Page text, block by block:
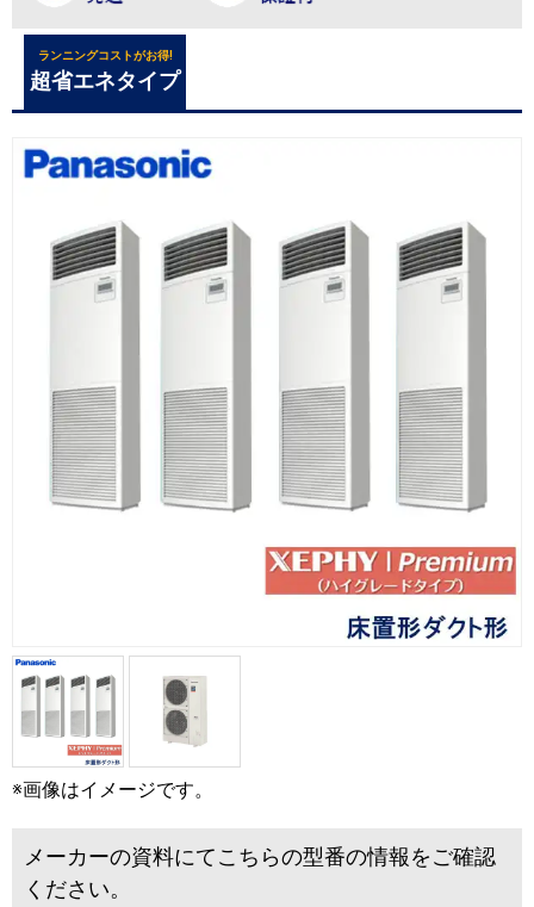
ランニングコストがお得!
超省エネタイプ
※画像はイメージです。
メーカーの資料にてこちらの型番の情報をご確認
ください。